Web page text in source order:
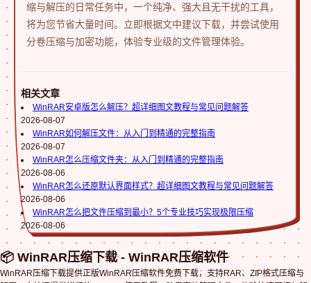
缩与解压的日常任务中，一个纯净、强大且无干扰的工具，
将为您节省大量时间。立即根据文中建议下载，并尝试使用
分卷压缩与加密功能，体验专业级的文件管理体验。
相关文章
WinRAR安卓版怎么解压？超详细图文教程与常见问题解答
2026-08-07
WinRAR如何解压文件：从入门到精通的完整指南
2026-08-07
WinRAR怎么压缩文件夹：从入门到精通的完整指南
2026-08-06
WinRAR怎么还原默认界面样式？超详细图文教程与常见问题解答
2026-08-06
WinRAR怎么把文件压缩到最小？5个专业技巧实现极限压缩
2026-08-06
📦 WinRAR压缩下载 - WinRAR压缩软件
WinRAR压缩下载提供正版WinRAR压缩软件免费下载，支持RAR、ZIP格式压缩与